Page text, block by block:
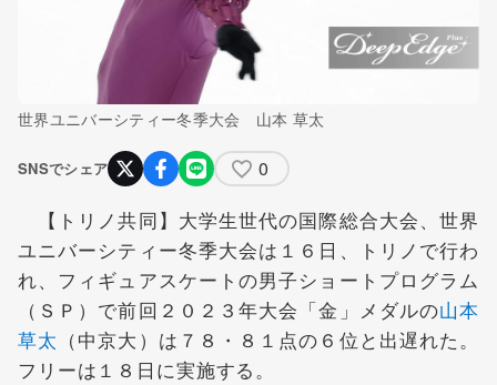
世界ユニバーシティー冬季大会 山本 草太
SNSでシェア 0
【トリノ共同】大学生世代の国際総合大会、世界
ユニバーシティー冬季大会は１６日、トリノで行わ
れ、フィギュアスケートの男子ショートプログラム
（ＳＰ）で前回２０２３年大会「金」メダルの山本
草太 （中京大）は７８・８１点の６位と出遅れた。
フリーは１８日に実施する。